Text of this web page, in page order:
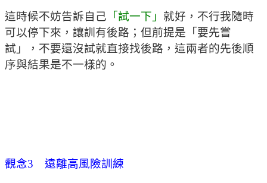
這時候不妨告訴自己 「試一下」 就好，不行我隨時
可以停下來，讓訓有後路；但前提是「要先嘗
試」，不要還沒試就直接找後路，這兩者的先後順
序與結果是不一樣的。
觀念3 遠離高風險訓練